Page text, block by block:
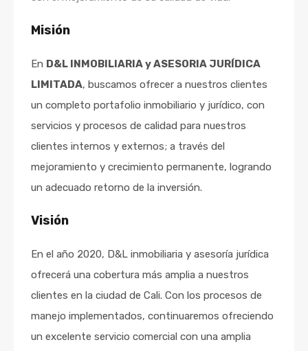
Misión
En D&L INMOBILIARIA y ASESORIA JURÍDICA
LIMITADA, buscamos ofrecer a nuestros clientes
un completo portafolio inmobiliario y jurídico, con
servicios y procesos de calidad para nuestros
clientes internos y externos; a través del
mejoramiento y crecimiento permanente, logrando
un adecuado retorno de la inversión.
Visión
En el año 2020, D&L inmobiliaria y asesoría jurídica
ofrecerá una cobertura más amplia a nuestros
clientes en la ciudad de Cali. Con los procesos de
manejo implementados, continuaremos ofreciendo
un excelente servicio comercial con una amplia